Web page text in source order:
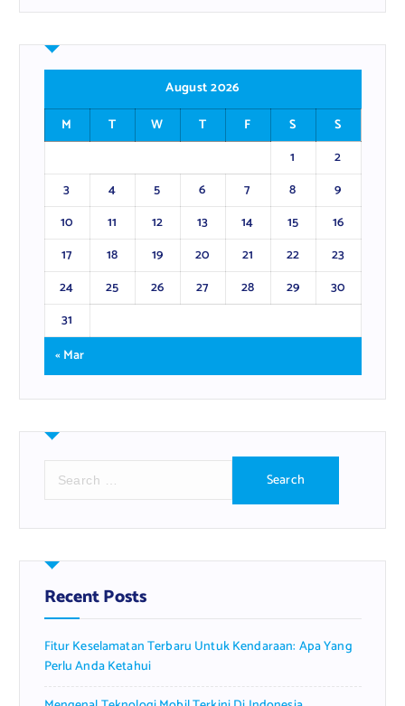
August 2026
M
T W T F S
S
1
2
3
4 5 6 7 8
9
10
11 12 13 14 15
16
17
18 19 20 21 22
23
24
25 26 27 28 29
30
31
« Mar
r
h
f
o
:
Recent Posts
Fitur Keselamatan Terbaru Untuk Kendaraan: Apa Yang
Perlu Anda Ketahui